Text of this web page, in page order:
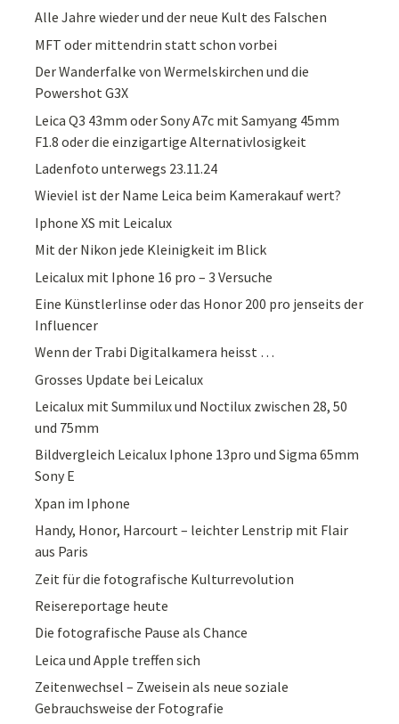
Alle Jahre wieder und der neue Kult des Falschen
MFT oder mittendrin statt schon vorbei
Der Wanderfalke von Wermelskirchen und die
Powershot G3X
Leica Q3 43mm oder Sony A7c mit Samyang 45mm
F1.8 oder die einzigartige Alternativlosigkeit
Ladenfoto unterwegs 23.11.24
Wieviel ist der Name Leica beim Kamerakauf wert?
Iphone XS mit Leicalux
Mit der Nikon jede Kleinigkeit im Blick
Leicalux mit Iphone 16 pro – 3 Versuche
Eine Künstlerlinse oder das Honor 200 pro jenseits der
Influencer
Wenn der Trabi Digitalkamera heisst …
Grosses Update bei Leicalux
Leicalux mit Summilux und Noctilux zwischen 28, 50
und 75mm
Bildvergleich Leicalux Iphone 13pro und Sigma 65mm
Sony E
Xpan im Iphone
Handy, Honor, Harcourt – leichter Lenstrip mit Flair
aus Paris
Zeit für die fotografische Kulturrevolution
Reisereportage heute
Die fotografische Pause als Chance
Leica und Apple treffen sich
Zeitenwechsel – Zweisein als neue soziale
Gebrauchsweise der Fotografie